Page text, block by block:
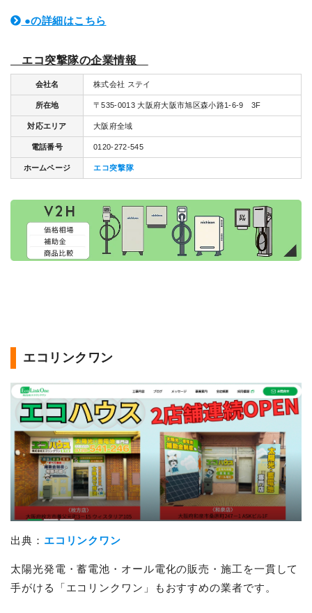
●の詳細はこちら
エコ突撃隊の企業情報
会社名 株式会社 ステイ
所在地 〒535-0013 大阪府大阪市旭区森小路1-6-9 3F
対応エリア 大阪府全域
電話番号 0120-272-545
ホームページ エコ突撃隊
エコリンクワン
出典： エコリンクワン
太陽光発電・蓄電池・オール電化の販売・施工を一貫して
手がける「エコリンクワン」もおすすめの業者です。